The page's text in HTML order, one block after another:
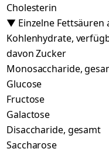
Cholesterin
▼ Einzelne Fettsäuren
Kohlenhydrate,
davon Zucker
Monosaccharide,
Glucose
Fructose
Galactose
Disaccharide, gesamt
Saccharose